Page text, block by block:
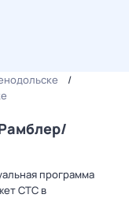
программа
СТС в